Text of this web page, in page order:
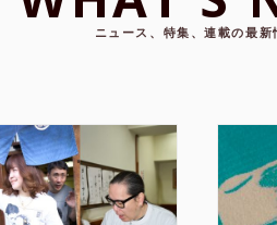
ニュース、特集、連載の最新